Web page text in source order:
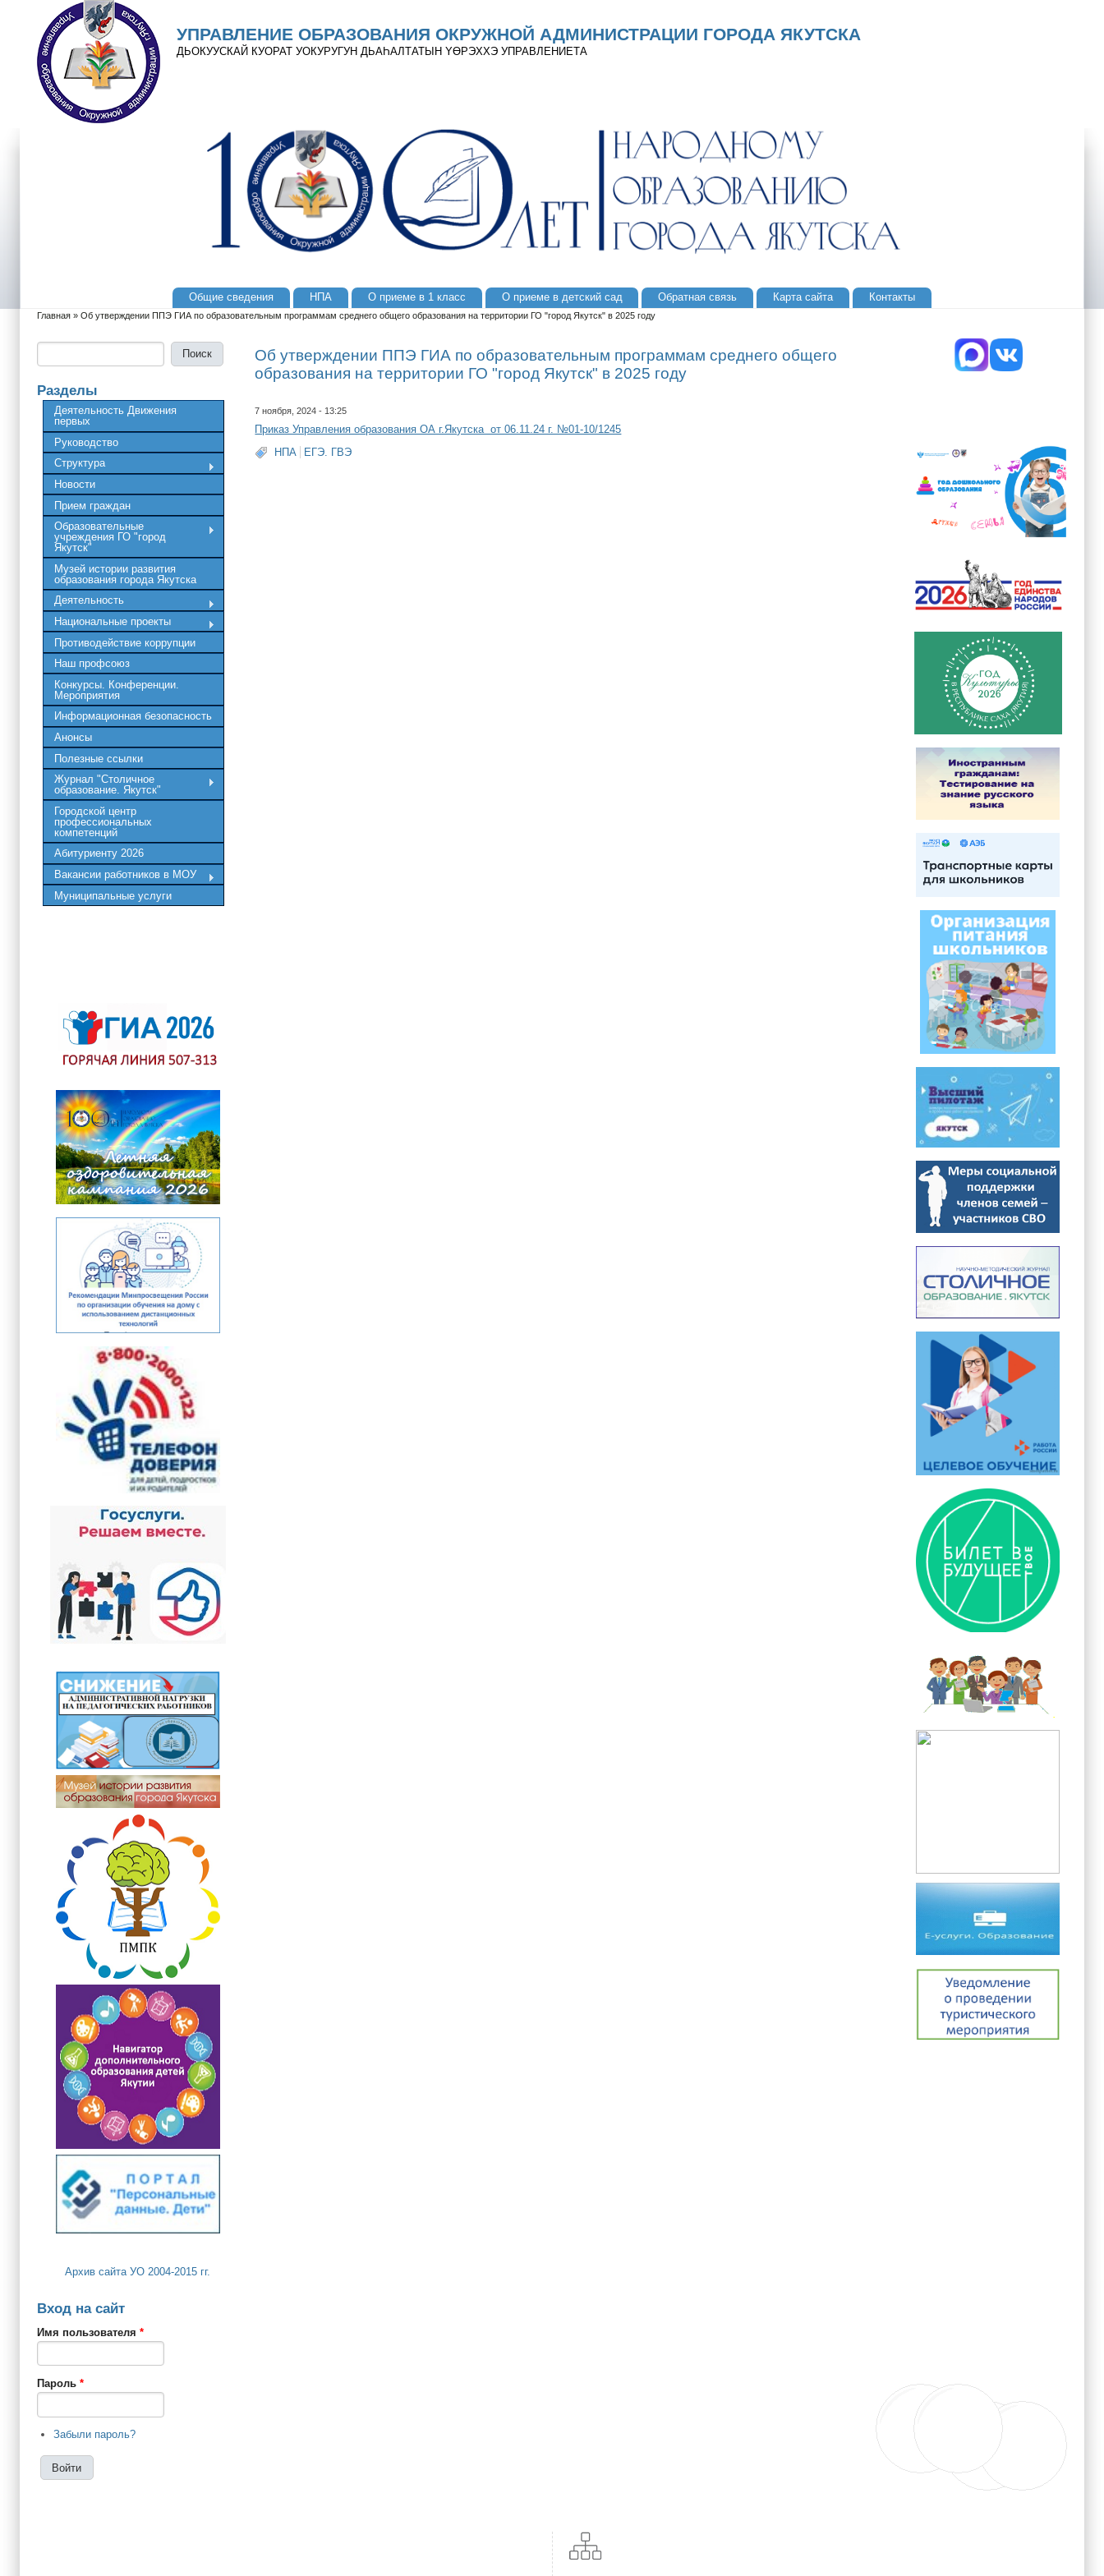
Перейти к основному содержанию
Skip to search
УПРАВЛЕНИЕ ОБРАЗОВАНИЯ ОКРУЖНОЙ АДМИНИСТРАЦИИ ГОРОДА ЯКУТСКА
ДЬОКУУСКАЙ КУОРАТ УОКУРУГУН ДЬАҺАЛТАТЫН YӨРЭХХЭ УПРАВЛЕНИЕТА
Общие сведения НПА О приеме в 1 класс О приеме в детский сад Обратная связь Карта сайта Контакты
Вы здесь
Главная » Об утверждении ППЭ ГИА по образовательным программам среднего общего образования на территории ГО "город Якутск" в 2025 году
Разделы
Деятельность Движения
первых
Руководство
Структура
Новости
Прием граждан
Образовательные
учреждения ГО "город
Якутск"
Музей истории развития
образования города Якутска
Деятельность
Национальные проекты
Противодействие коррупции
Наш профсоюз
Конкурсы. Конференции.
Мероприятия
Информационная безопасность
Анонсы
Полезные ссылки
Журнал "Столичное
образование. Якутск"
Городской центр
профессиональных
компетенций
Абитуриенту 2026
Вакансии работников в МОУ
Муниципальные услуги
Архив сайта УО 2004-2015 гг.
Вход на сайт
Имя пользователя *
Пароль *
Забыли пароль?
Об утверждении ППЭ ГИА по образовательным программам среднего общего
образования на территории ГО "город Якутск" в 2025 году
7 ноября, 2024 - 13:25
Приказ Управления образования ОА г.Якутска от 06.11.24 г. №01-10/1245
НПА
ЕГЭ. ГВЭ